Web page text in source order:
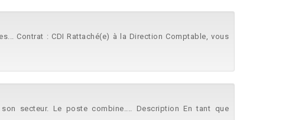
Contrat : CDI Rattaché(e) à la Direction Comptable, vous
secteur. Le poste combine.... Description En tant que